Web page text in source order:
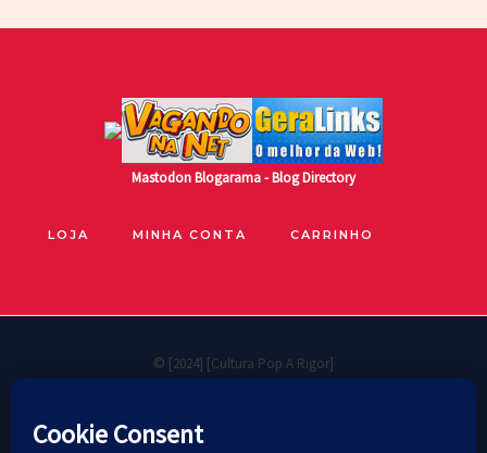
MastodonBlogarama - Blog Directory
LOJA MINHA CONTA CARRINHO
© [2024] [Cultura Pop A Rigor]
Políticas de privacidade